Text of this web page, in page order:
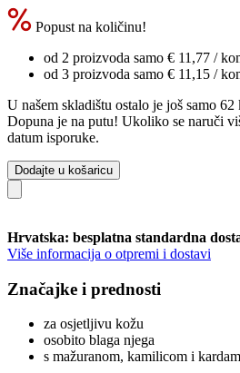
Popust na količinu!
od 2 proizvoda samo € 11,77 /
od 3 proizvoda samo € 11,15 /
U našem skladištu ostalo je još samo
Dopuna je na putu! Ukoliko se naruči
datum isporuke.
Dodajte u košaricu
Hrvatska: besplatna standardna
Više informacija o otpremi i dostavi
Značajke i prednosti
za osjetljivu kožu
osobito blaga njega
s mažuranom, kamilicom i